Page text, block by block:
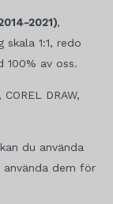
2021),
skala 1:1, redo
av oss.
DRAW,
du använda
dem för